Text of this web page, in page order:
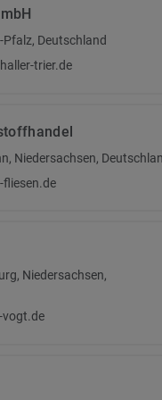
Pfalz, Deutschland
trier.de
Niedersachsen,
fliesen.de
Niedersachsen,
vogt.de